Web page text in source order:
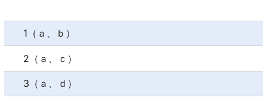
1（ａ、ｂ）
2（ａ、ｃ）
3（ａ、ｄ）